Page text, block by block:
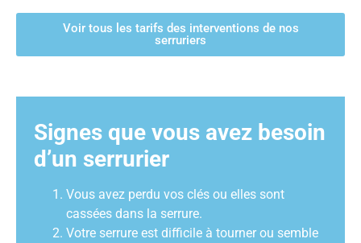
Voir tous les tarifs des interventions de nos
serruriers
Signes que vous avez besoin
d’un serrurier
Vous avez perdu vos clés ou elles sont
cassées dans la serrure.
Votre serrure est difficile à tourner ou semble